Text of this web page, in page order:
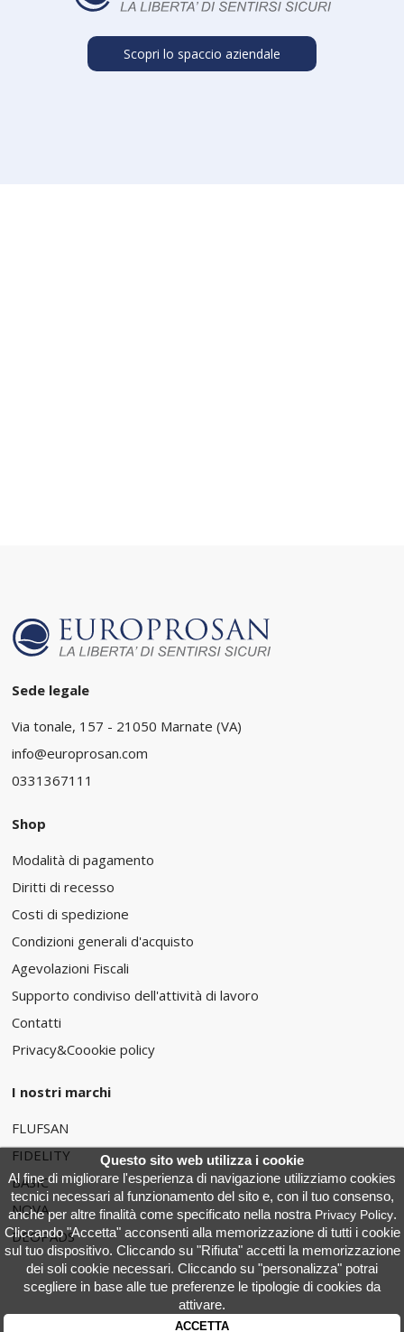
Questo sito web utilizza i cookie
Al fine di migliorare l'esperienza di navigazione utilizziamo cookies
tecnici necessari al funzionamento del sito e, con il tuo consenso,
anche per altre finalità come specificato nella nostra Privacy Policy.
Cliccando "Accetta" acconsenti alla memorizzazione di tutti i cookie
sul tuo dispositivo. Cliccando su "Rifiuta" accetti la memorizzazione
dei soli cookie necessari. Cliccando su "personalizza" potrai
scegliere in base alle tue preferenze le tipologie di cookies da
attivare.
ACCETTA
Scopri lo spaccio aziendale
Sede legale
Via tonale, 157 - 21050 Marnate (VA)
info@europrosan.com
0331367111
Shop
Modalità di pagamento
Diritti di recesso
Costi di spedizione
Condizioni generali d'acquisto
Agevolazioni Fiscali
Supporto condiviso dell'attività di lavoro
Contatti
Privacy&Coookie policy
I nostri marchi
FLUFSAN
FIDELITY
BASIC
NOVA
DEOPADS